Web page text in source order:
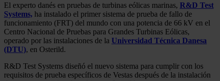
El experto danés en pruebas de turbinas eólicas marinas, R&D Test
Systems, ha instalado el primer sistema de prueba de fallo de
funcionamiento (FRT) del mundo con una potencia de 66 kV en el
Centro Nacional de Pruebas para Grandes Turbinas Eólicas,
operado por las instalaciones de la Universidad Técnica Danesa
(DTU), en Osterild.
R&D Test Systems diseñó el nuevo sistema para cumplir con los
requisitos de prueba específicos de Vestas después de la instalación